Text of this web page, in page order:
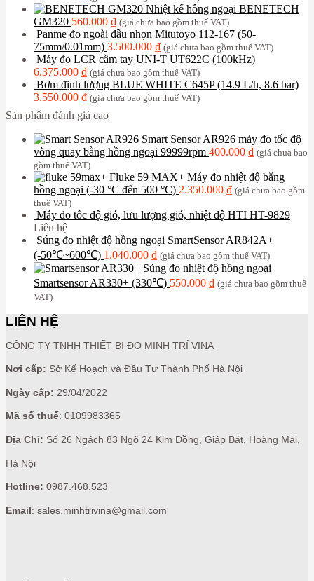
Nhiệt kế hồng ngoại BENETECH
GM320 560.000 ₫ (giá chưa bao gồm thuế VAT)
Panme đo ngoài đầu nhọn Mitutoyo 112-167 (50-
75mm/0.01mm) 3.500.000 ₫ (giá chưa bao gồm thuế VAT)
Máy đo LCR cầm tay UNI-T UT622C (100kHz)
6.375.000 ₫ (giá chưa bao gồm thuế VAT)
Bơm định lượng BLUE WHITE C645P (14.9 L/h, 8.6 bar)
3.550.000 ₫ (giá chưa bao gồm thuế VAT)
Sản phẩm đánh giá cao
Smart Sensor AR926 máy đo tốc độ
vòng quay bằng hồng ngoại 99999rpm 400.000 ₫ (giá chưa bao
gồm thuế VAT)
Fluke 59 MAX+ Máy đo nhiệt độ bằng
hồng ngoại (-30 °C đến 500 °C) 2.350.000 ₫ (giá chưa bao gồm
thuế VAT)
Máy đo tốc độ gió, lưu lượng gió, nhiệt độ HTI HT-9829
Liên hệ
Súng đo nhiệt độ hồng ngoại SmartSensor AR842A+
(-50℃~600℃) 1.040.000 ₫ (giá chưa bao gồm thuế VAT)
Súng đo nhiệt độ hồng ngoại
Smartsensor AR330+ (330℃) 550.000 ₫ (giá chưa bao gồm thuế
VAT)
LIÊN HỆ
CÔNG TY TNHH THIẾT BỊ ĐO MINH TRÍ VINA
Nơi cấp: Sở Kế Hoạch và Đầu Tư Thành Phố Hà Nội
Ngày cấp: 29/04/2022
Mã số thuế: 0109983365
Địa Chỉ: Số 26 Ngách 83 Ngõ 24 Kim Đồng, Giáp Bát, Hoàng Mai,
Hà Nội
Hotline: 0987.468.523
Email : sales.minhtrivina@gmail.com